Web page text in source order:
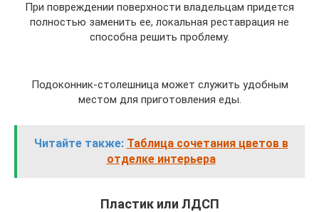
При повреждении поверхности владельцам придется
полностью заменить ее, локальная реставрация не
способна решить проблему.
Подоконник-столешница может служить удобным
местом для приготовления еды.
Читайте также: Таблица сочетания цветов в
отделке интерьера
Пластик или ЛДСП